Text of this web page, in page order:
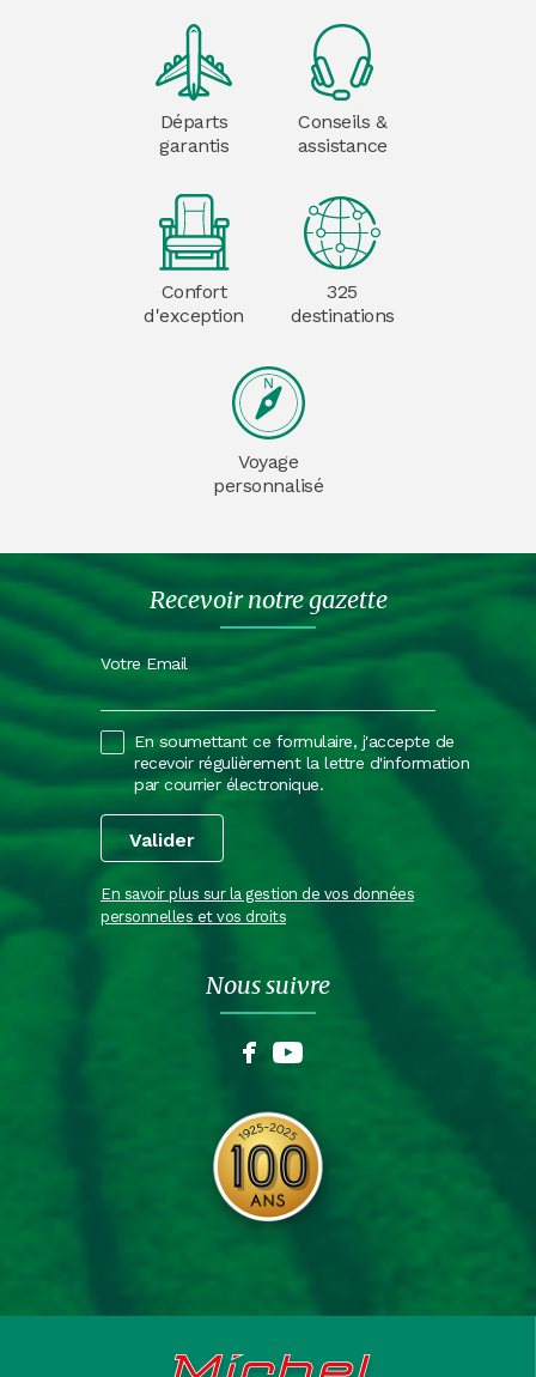
Départs
garantis
Conseils &
assistance
Confort
d'exception
325
destinations
Voyage
personnalisé
Recevoir notre gazette
Votre Email
En soumettant ce formulaire, j'accepte de
recevoir régulièrement la lettre d'information
par courrier électronique.
En savoir plus sur la gestion de vos données
personnelles et vos droits
Nous suivre